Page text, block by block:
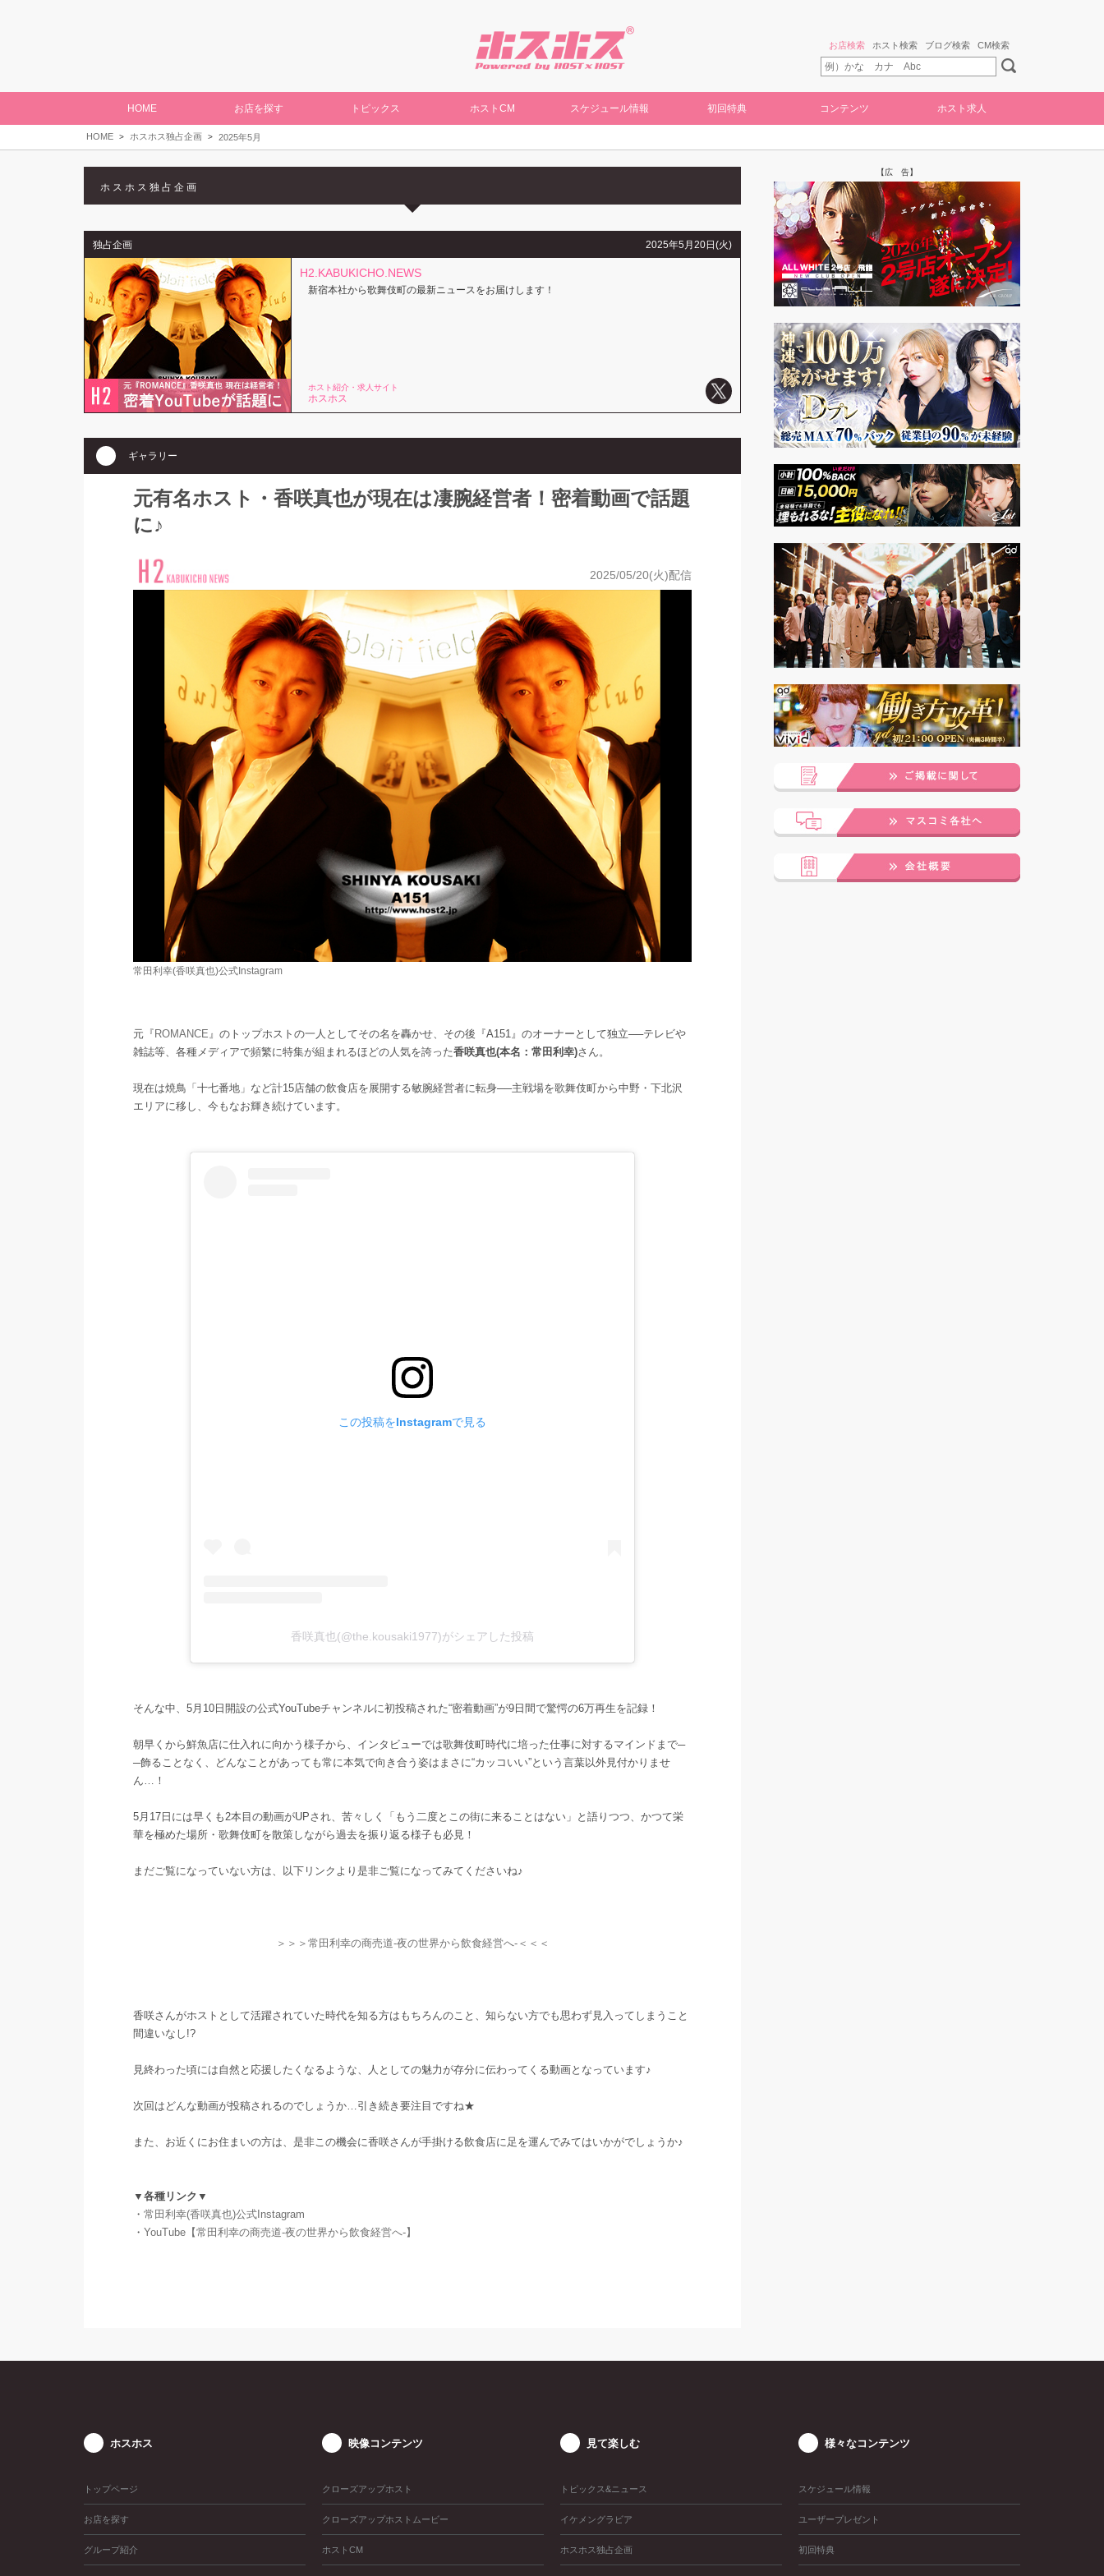
お店検索 ホスト検索 ブログ検索 CM検索
HOME お店を探す トピックス ホストCM スケジュール情報 初回特典 コンテンツ ホスト求人
HOME ホスホス独占企画 2025年5月
ホスホス独占企画
独占企画 2025年5月20日(火)
H2.KABUKICHO.NEWS
新宿本社から歌舞伎町の最新ニュースをお届けします！
ホスト紹介・求人サイト
ホスホス
ギャラリー
元有名ホスト・香咲真也が現在は凄腕経営者！密着動画で話題
に♪
2025/05/20(火)配信
常田利幸(香咲真也)公式Instagram
元『ROMANCE 』のトップホストの一人としてその名を轟かせ、その後『A151』のオーナーとして独立──テレビや
雑誌等、各種メディアで頻繁に特集が組まれるほどの人気を誇った香咲真也(本名：常田利幸)さん。
現在は焼鳥「十七番地」など計15店舗の飲食店を展開する敏腕経営者に転身──主戦場を歌舞伎町から中野・下北沢
エリアに移し、今もなお輝き続けています。
この投稿をInstagramで見る
香咲真也(@the.kousaki1977)がシェアした投稿
そんな中、5月10日開設の公式YouTubeチャンネルに初投稿された“密着動画”が9日間で驚愕の6万再生を記録！
朝早くから鮮魚店に仕入れに向かう様子から、インタビューでは歌舞伎町時代に培った仕事に対するマインドまで─
─飾ることなく、どんなことがあっても常に本気で向き合う姿はまさに“カッコいい”という言葉以外見付かりませ
ん…！
5月17日には早くも2本目の動画がUPされ、苦々しく「もう二度とこの街に来ることはない」と語りつつ、かつて栄
華を極めた場所・歌舞伎町を散策しながら過去を振り返る様子も必見！
まだご覧になっていない方は、以下リンクより是非ご覧になってみてくださいね♪
＞＞＞常田利幸の商売道-夜の世界から飲食経営へ-＜＜＜
香咲さんがホストとして活躍されていた時代を知る方はもちろんのこと、知らない方でも思わず見入ってしまうこと
間違いなし!?
見終わった頃には自然と応援したくなるような、人としての魅力が存分に伝わってくる動画となっています♪
次回はどんな動画が投稿されるのでしょうか…引き続き要注目ですね★
また、お近くにお住まいの方は、是非この機会に香咲さんが手掛ける飲食店に足を運んでみてはいかがでしょうか♪
▼各種リンク▼
・ 常田利幸(香咲真也)公式Instagram
・ YouTube【常田利幸の商売道-夜の世界から飲食経営へ-】
【広 告】
ホスホス
トップページ
お店を探す
グループ紹介
映像コンテンツ
クローズアップホスト
クローズアップホストムービー
ホストCM
見て楽しむ
トピックス&ニュース
イケメングラビア
ホスホス独占企画
様々なコンテンツ
スケジュール情報
ユーザープレゼント
初回特典